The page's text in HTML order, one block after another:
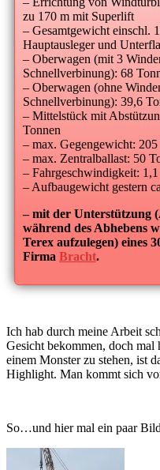
zu 170 m mit Superlift
– Gesamtgewicht einschl.
Hauptausleger und
– Oberwagen (mit 3
Schnellverbinung): 68
– Oberwagen (ohne
Schnellverbinung): 39,6
– Mittelstück mit
Tonnen
– max. Gegengewicht: 205
– max. Zentralballast: 50
– Fahrgeschwindigkeit:
– Aufbaugewicht gestern
– mit der Unterstützung
während des Abhebens
Terex aufzulegen) eines
Firma Bracht.
Ich hab durch meine Arbeit
Gesicht bekommen, doch mal
einem Monster zu stehen, ist
Highlight. Man kommt sich
So…und hier mal ein paar